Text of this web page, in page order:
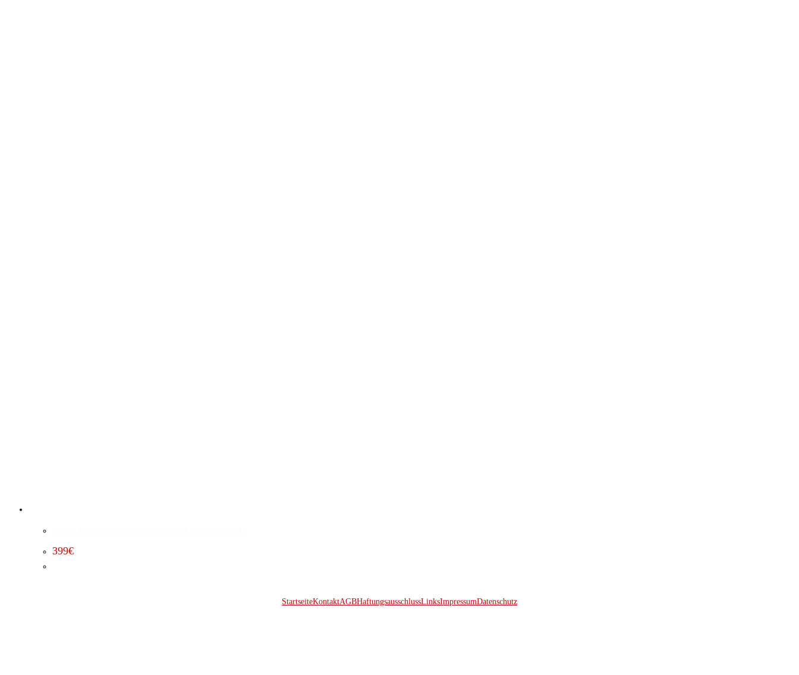
399€
StartseiteKontaktAGBHaftungsausschlussLinksImpressumDatenschutz